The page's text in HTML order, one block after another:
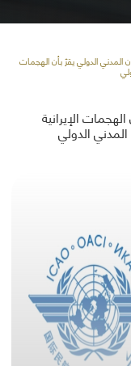
الدولي يقرّ بأن الهجمات
الإيرانية
الدولي